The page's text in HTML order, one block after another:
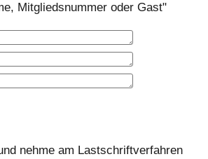
Mitgliedsnummer oder Gast"
nehme am Lastschriftverfahren